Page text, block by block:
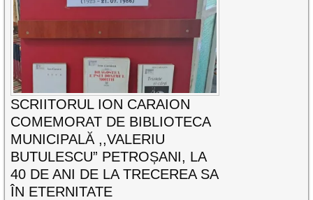
SCRIITORUL ION CARAION
COMEMORAT DE BIBLIOTECA
MUNICIPALĂ ,,VALERIU
BUTULESCU” PETROȘANI, LA
40 DE ANI DE LA TRECEREA SA
ÎN ETERNITATE